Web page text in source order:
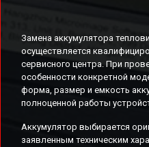
Замена аккумулятора
осуществляется
сервисного центра. При
особенности конкретной
форма, размер и емкость
полноценной работы
Аккумулятор выбирается
заявленным техническим